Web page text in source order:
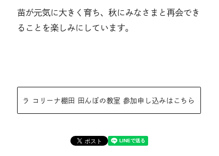
苗が元気に大きく育ち、秋にみなさまと再会でき
ることを楽しみにしています。
ラ コリーナ棚田 田んぼの教室 参加申し込みはこちら